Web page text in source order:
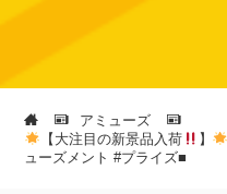
アミューズ
【大注目の新景品入荷
】
ューズメント #プライズ■